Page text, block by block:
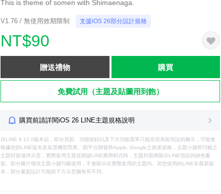
This is theme of somen with Shimaenaga.
V1.76 / 無使用效期限制 支援iOS 26部分設計規格
NT$90
贈送禮物 購買
免費試用（主題及貼圖用到飽）
購買前請詳閱iOS 26 LINE主題規格說明
自LINE 9.12.0版本起，部分頁面、功能按鈕以及下方功能選單只能呈現系統預設的圖示，可能會
根據您的LINE版本及裝置機型而異。因平台開發商Apple, Google之政策規格，主題小舖所刊載之
主題封面僅供示意，實際套用主題並開啟LINE應用程式時，主題封面將顯示LINE預設的綠色畫
面。部分圖片僅供主題小舖刊載使用，不會顯示在實際套用的主題內。若您使用的LINE非最新版
本，部分畫面設計可能與下方示意圖有所不同。